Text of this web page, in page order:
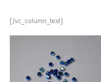
[/vc_column_text]